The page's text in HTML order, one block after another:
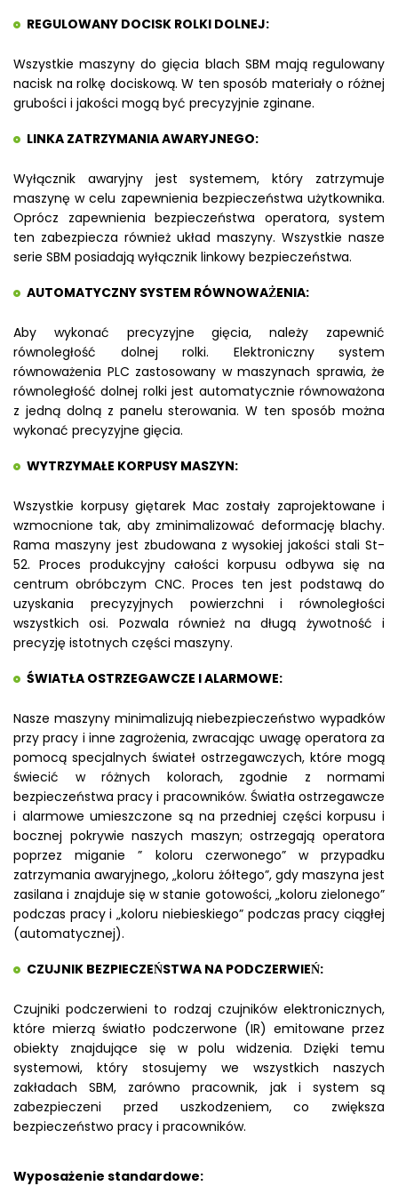
REGULOWANY DOCISK ROLKI DOLNEJ:
Wszystkie maszyny do gięcia blach SBM mają regulowany
nacisk na rolkę dociskową. W ten sposób materiały o różnej
grubości i jakości mogą być precyzyjnie zginane.
LINKA ZATRZYMANIA AWARYJNEGO:
Wyłącznik awaryjny jest systemem, który zatrzymuje
maszynę w celu zapewnienia bezpieczeństwa użytkownika.
Oprócz zapewnienia bezpieczeństwa operatora, system
ten zabezpiecza również układ maszyny. Wszystkie nasze
serie SBM posiadają wyłącznik linkowy bezpieczeństwa.
AUTOMATYCZNY SYSTEM RÓWNOWAŻENIA:
Aby wykonać precyzyjne gięcia, należy zapewnić
równoległość dolnej rolki. Elektroniczny system
równoważenia PLC zastosowany w maszynach sprawia, że
równoległość dolnej rolki jest automatycznie równoważona
z jedną dolną z panelu sterowania. W ten sposób można
wykonać precyzyjne gięcia.
WYTRZYMAŁE KORPUSY MASZYN:
Wszystkie korpusy giętarek Mac zostały zaprojektowane i
wzmocnione tak, aby zminimalizować deformację blachy.
Rama maszyny jest zbudowana z wysokiej jakości stali St-
52. Proces produkcyjny całości korpusu odbywa się na
centrum obróbczym CNC. Proces ten jest podstawą do
uzyskania precyzyjnych powierzchni i równoległości
wszystkich osi. Pozwala również na długą żywotność i
precyzję istotnych części maszyny.
ŚWIATŁA OSTRZEGAWCZE I ALARMOWE:
Nasze maszyny minimalizują niebezpieczeństwo wypadków
przy pracy i inne zagrożenia, zwracając uwagę operatora za
pomocą specjalnych świateł ostrzegawczych, które mogą
świecić w różnych kolorach, zgodnie z normami
bezpieczeństwa pracy i pracowników. Światła ostrzegawcze
i alarmowe umieszczone są na przedniej części korpusu i
bocznej pokrywie naszych maszyn; ostrzegają operatora
poprzez miganie ” koloru czerwonego” w przypadku
zatrzymania awaryjnego, „koloru żółtego”, gdy maszyna jest
zasilana i znajduje się w stanie gotowości, „koloru zielonego”
podczas pracy i „koloru niebieskiego” podczas pracy ciągłej
(automatycznej).
CZUJNIK BEZPIECZEŃSTWA NA PODCZERWIEŃ:
Czujniki podczerwieni to rodzaj czujników elektronicznych,
które mierzą światło podczerwone (IR) emitowane przez
obiekty znajdujące się w polu widzenia. Dzięki temu
systemowi, który stosujemy we wszystkich naszych
zakładach SBM, zarówno pracownik, jak i system są
zabezpieczeni przed uszkodzeniem, co zwiększa
bezpieczeństwo pracy i pracowników.
Wyposażenie standardowe: